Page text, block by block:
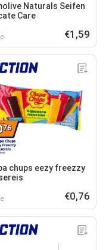
Naturals Seifen
Care
€1,59
chups eezy freezzy
€0,76